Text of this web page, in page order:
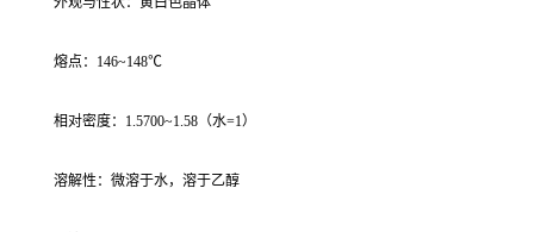
熔点：146~148℃
相对密度：1.5700~1.58（水=1）
溶解性：微溶于水，溶于乙醇